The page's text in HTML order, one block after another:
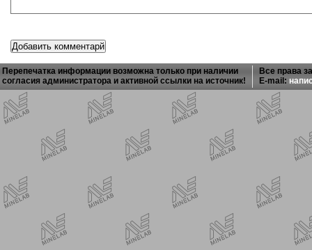
Перепечатка информации возможна только при наличии
согласия администратора и активной ссылки на источник!
Все права
E-mail: